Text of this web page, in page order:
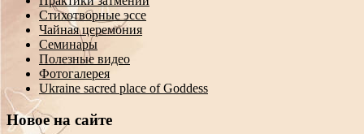
Стихотворные эссе
Чайная церемония
Семинары
Полезные видео
Фотогалерея
Ukraine sacred place of Goddess
Новое на сайте